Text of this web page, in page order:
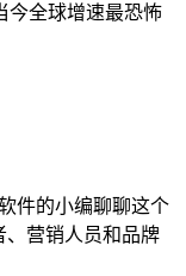
今全球增速最恐怖
件的小编聊聊这个
、营销人员和品牌